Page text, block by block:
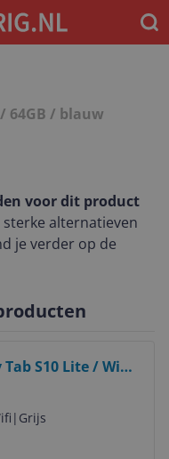
64GB / blauw
voor dit product
sterke alternatieven
je verder op de
S10 Lite / WiFi
| Grijs